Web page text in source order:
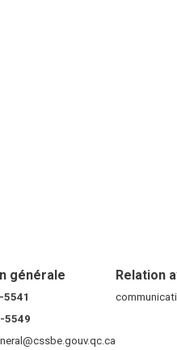
FENÊTRE)
UNE NOUVELLE FENÊTRE)
générale
5541
5549
Relation